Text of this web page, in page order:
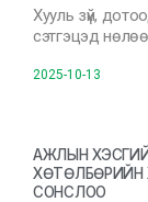
Хууль зүй,
сэтгэцэд
2025-10-13
АЖЛЫН
СОНСЛОО